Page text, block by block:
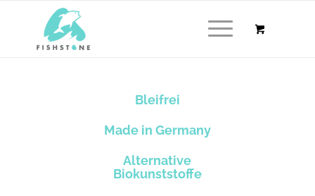
Bleifrei
Made in Germany
Alternative
Biokunststoffe